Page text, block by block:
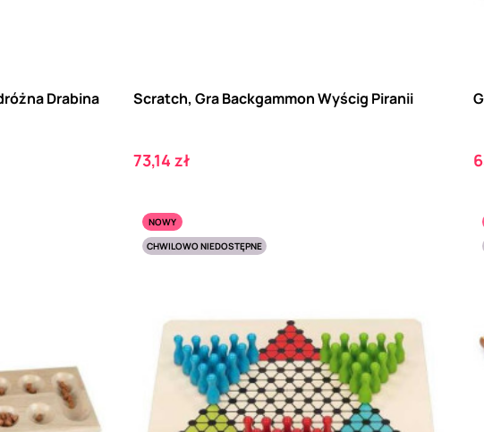
Drabina
Scratch, Gra Backgammon Wyścig Piranii
Cena
73,14 zł
NOWY
CHWILOWO NIEDOSTĘPNE